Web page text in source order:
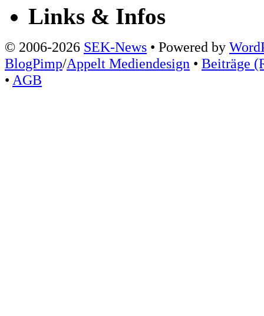
Links & Infos
© 2006-2026 SEK-News • Powered by
BlogPimp/Appelt Mediendesign • Beiträge
• AGB